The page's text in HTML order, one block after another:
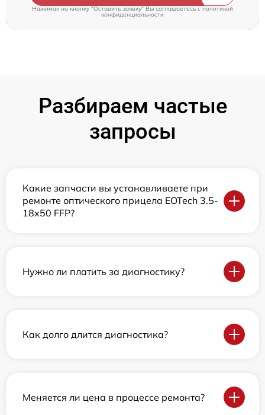
Нажимая на кнопку "Оставить заявку" Вы соглашаетесь c политикой
конфиденциальности
Разбираем частые
запросы
Какие запчасти вы устанавливаете при
ремонте оптического прицела EOTech 3.5-
18x50 FFP?
Нужно ли платить за диагностику?
Как долго длится диагностика?
Меняется ли цена в процессе ремонта?